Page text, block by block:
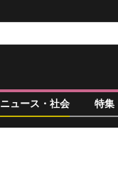
ニュース・社会 特集